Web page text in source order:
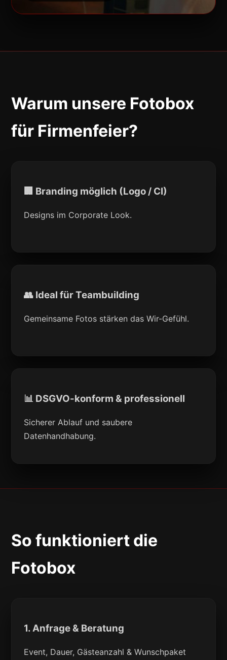
Warum unsere Fotobox
für Firmenfeier?
🏢 Branding möglich (Logo / CI)
Designs im Corporate Look.
👥 Ideal für Teambuilding
Gemeinsame Fotos stärken das Wir-Gefühl.
📊 DSGVO-konform & professionell
Sicherer Ablauf und saubere
Datenhandhabung.
So funktioniert die
Fotobox
1. Anfrage & Beratung
Event, Dauer, Gästeanzahl & Wunschpaket